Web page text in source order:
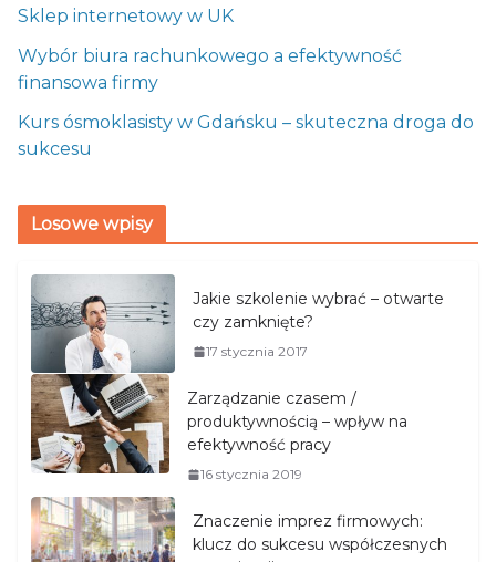
Sklep internetowy w UK
Wybór biura rachunkowego a efektywność
finansowa firmy
Kurs ósmoklasisty w Gdańsku – skuteczna droga do
sukcesu
Losowe wpisy
Jakie szkolenie wybrać – otwarte
czy zamknięte?
17 stycznia 2017
Zarządzanie czasem /
produktywnością – wpływ na
efektywność pracy
16 stycznia 2019
Znaczenie imprez firmowych:
klucz do sukcesu współczesnych